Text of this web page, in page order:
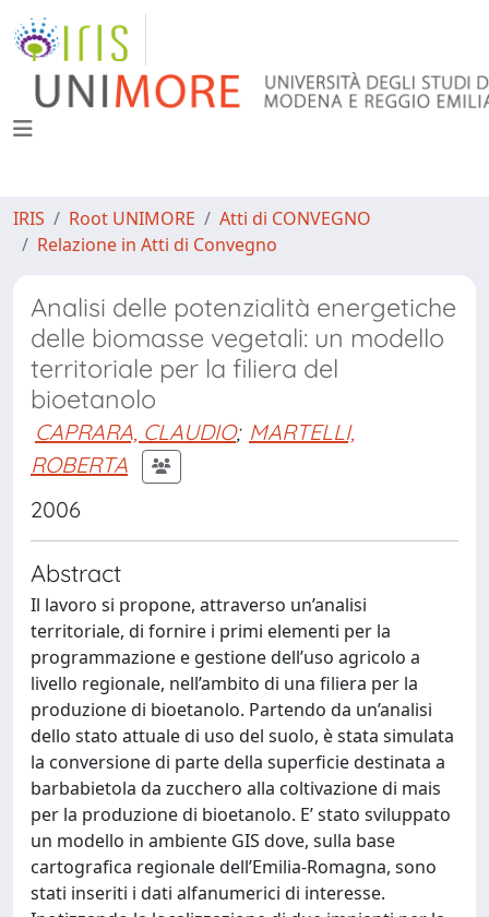
IRIS Root UNIMORE
Atti di CONVEGNO
Relazione in Atti di Convegno
Analisi delle potenzialità energetiche
delle biomasse vegetali: un modello
territoriale per la filiera del
bioetanolo
CAPRARA, CLAUDIO; MARTELLI,
ROBERTA
2006
Abstract
Il lavoro si propone, attraverso un’analisi
territoriale, di fornire i primi elementi per la
programmazione e gestione dell’uso agricolo a
livello regionale, nell’ambito di una filiera per la
produzione di bioetanolo. Partendo da un’analisi
dello stato attuale di uso del suolo, è stata simulata
la conversione di parte della superficie destinata a
barbabietola da zucchero alla coltivazione di mais
per la produzione di bioetanolo. E’ stato sviluppato
un modello in ambiente GIS dove, sulla base
cartografica regionale dell’Emilia-Romagna, sono
stati inseriti i dati alfanumerici di interesse.